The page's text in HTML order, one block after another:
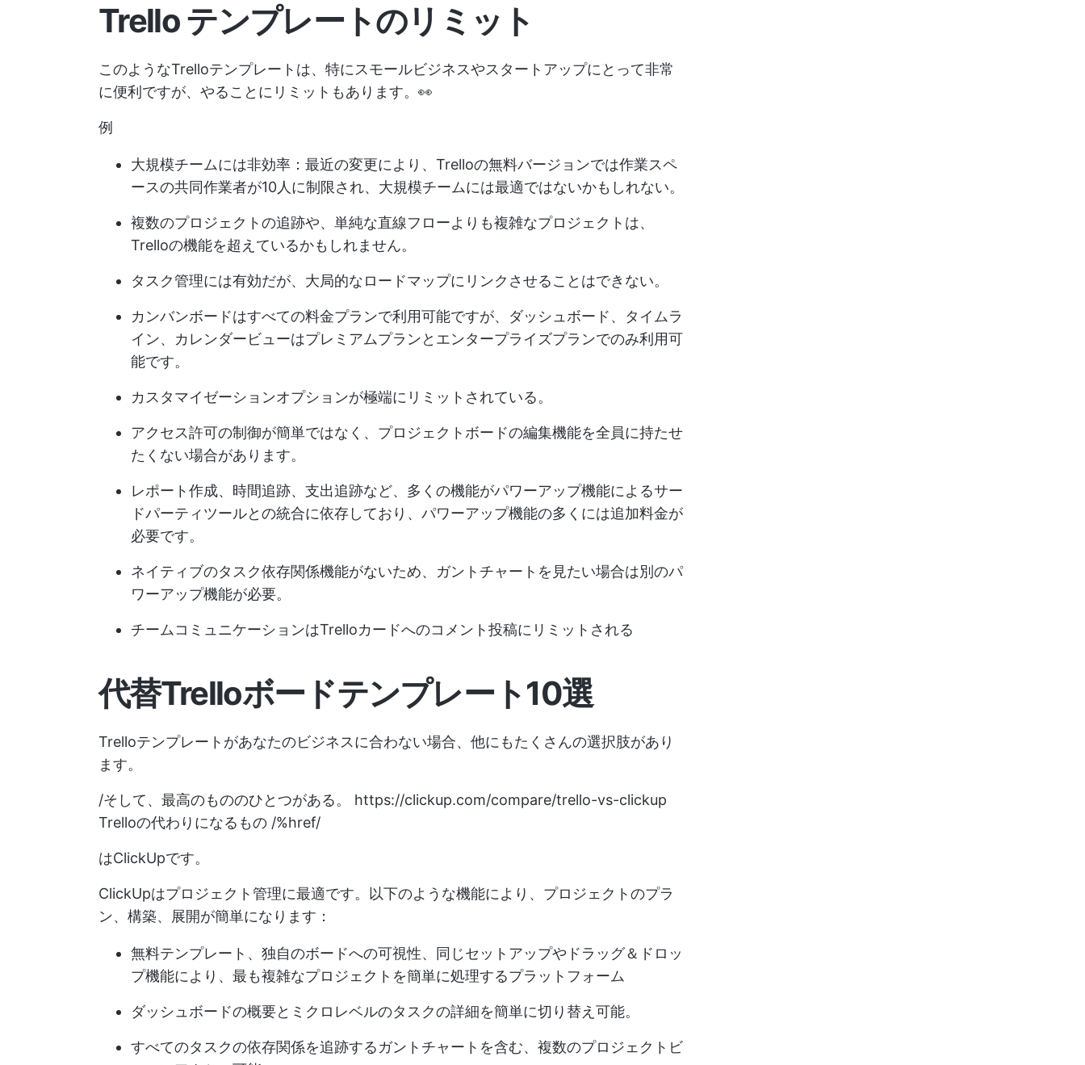
Trello テンプレートのリミット
このようなTrelloテンプレートは、特にスモールビジネスやスタートアップにとって非常
に便利ですが、やることにリミットもあります。👀
例
大規模チームには非効率：最近の変更により、Trelloの無料バージョンでは作業スペ
ースの共同作業者が10人に制限され、大規模チームには最適ではないかもしれない。
複数のプロジェクトの追跡や、単純な直線フローよりも複雑なプロジェクトは、
Trelloの機能を超えているかもしれません。
タスク管理には有効だが、大局的なロードマップにリンクさせることはできない。
カンバンボードはすべての料金プランで利用可能ですが、ダッシュボード、タイムラ
イン、カレンダービューはプレミアムプランとエンタープライズプランでのみ利用可
能です。
カスタマイゼーションオプションが極端にリミットされている。
アクセス許可の制御が簡単ではなく、プロジェクトボードの編集機能を全員に持たせ
たくない場合があります。
レポート作成、時間追跡、支出追跡など、多くの機能がパワーアップ機能によるサー
ドパーティツールとの統合に依存しており、パワーアップ機能の多くには追加料金が
必要です。
ネイティブのタスク依存関係機能がないため、ガントチャートを見たい場合は別のパ
ワーアップ機能が必要。
チームコミュニケーションはTrelloカードへのコメント投稿にリミットされる
代替Trelloボードテンプレート10選
Trelloテンプレートがあなたのビジネスに合わない場合、他にもたくさんの選択肢があり
ます。
/そして、最高のもののひとつがある。 https://clickup.com/compare/trello-vs-clickup
Trelloの代わりになるもの /%href/
はClickUpです。
ClickUpはプロジェクト管理に最適です。以下のような機能により、プロジェクトのプラ
ン、構築、展開が簡単になります：
無料テンプレート、独自のボードへの可視性、同じセットアップやドラッグ＆ドロッ
プ機能により、最も複雑なプロジェクトを簡単に処理するプラットフォーム
ダッシュボードの概要とミクロレベルのタスクの詳細を簡単に切り替え可能。
すべてのタスクの依存関係を追跡するガントチャートを含む、複数のプロジェクトビ